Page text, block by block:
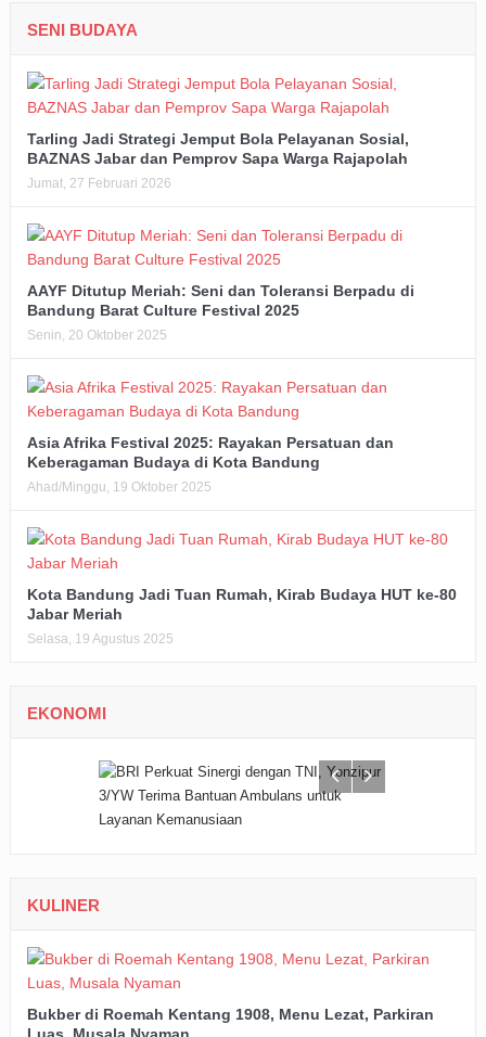
SENI BUDAYA
Tarling Jadi Strategi Jemput Bola Pelayanan Sosial,
BAZNAS Jabar dan Pemprov Sapa Warga Rajapolah
Jumat, 27 Februari 2026
AAYF Ditutup Meriah: Seni dan Toleransi Berpadu di
Bandung Barat Culture Festival 2025
Senin, 20 Oktober 2025
Asia Afrika Festival 2025: Rayakan Persatuan dan
Keberagaman Budaya di Kota Bandung
Ahad/Minggu, 19 Oktober 2025
Kota Bandung Jadi Tuan Rumah, Kirab Budaya HUT ke-80
Jabar Meriah
Selasa, 19 Agustus 2025
EKONOMI
KULINER
Bukber di Roemah Kentang 1908, Menu Lezat, Parkiran
Luas, Musala Nyaman